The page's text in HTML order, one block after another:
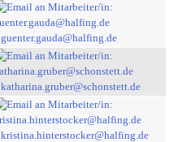
guenter.gauda@halfing.de
katharina.gruber@schonstett.de
kristina.hinterstocker@halfing.de